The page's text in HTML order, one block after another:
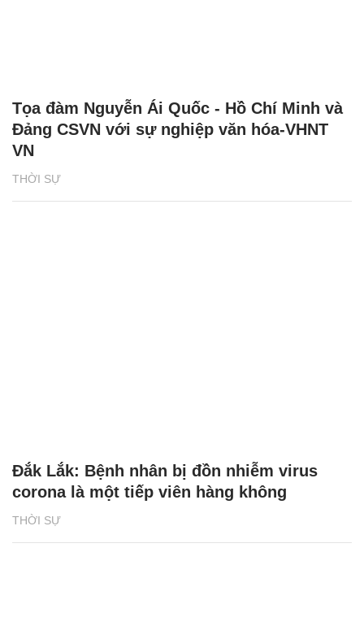
THỜI SỰ
Tọa đàm Nguyễn Ái Quốc - Hồ Chí Minh và
Đảng CSVN với sự nghiệp văn hóa-VHNT
VN
THỜI SỰ
Đắk Lắk: Bệnh nhân bị đồn nhiễm virus
corona là một tiếp viên hàng không